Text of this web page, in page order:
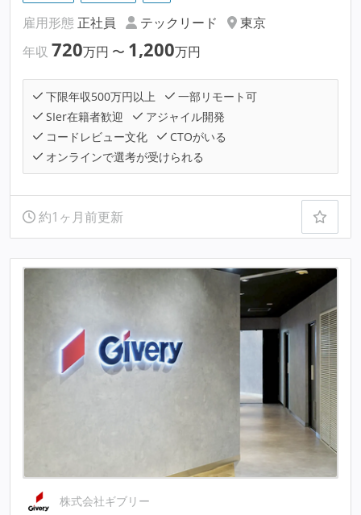
雇用形態 正社員 テックリード
東京
年収 720万円 〜 1,200万円
下限年収500万円以上
一部リモート可
SIer在籍者歓迎
アジャイル開発
コードレビュー文化
CTOがいる
オンラインで選考が受けられる
約1ヶ月前更新
株式会社ギブリー